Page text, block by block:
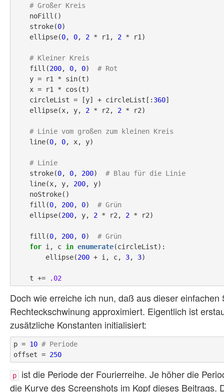
# Großer Kreis
    stroke(
0)
    ellipse(
0, 0, 2 * r1, 2 * r1)
# Kleiner Kreis
    fill(
200, 0, 0) # Rot
    circleList = [y] + circleList[:
360]
    ellipse(x, y,
2 * r2, 2 * r2)
# Linie vom großen zum kleinen Kreis
    line(
0, 0, x, y)
# Linie
    stroke(
0, 0, 200) # Blau für die Linie
    line(x, y,
200, y)
    fill(
0, 200, 0) # Grün
    ellipse(
200, y, 2 * r2, 2 * r2)
    fill(
0, 200, 0) # Grün
for i, c in enumerate(circleList):
        ellipse(
200 + i, c, 3, 3)
    t +=
.02
Doch wie erreiche ich nun, daß aus dieser
Rechteckschwinung approximiert. Eigentlich ist
zusätzliche Konstanten initialisiert:
p = 10 # Periode
offset = 250
p
ist die Periode der Fourierreihe. Je höher die
die Kurve des Screenshots im Kopf dieses